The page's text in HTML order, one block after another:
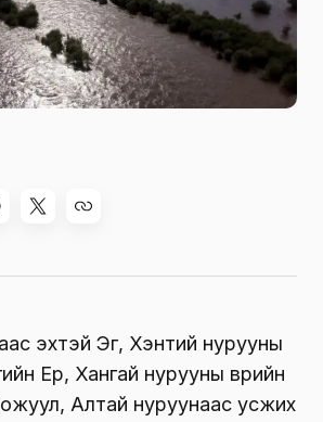
эхтэй Эг, Хэнтий нурууны
Ерөө, Хангай нурууны өврийн
Алтай нуруунаас усжих